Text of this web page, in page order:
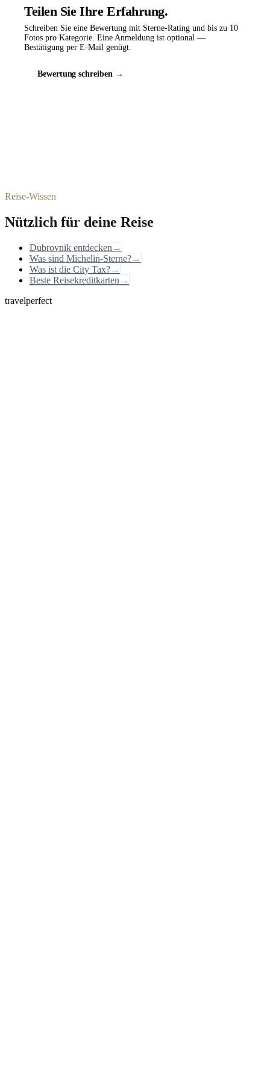
Teilen Sie Ihre Erfahrung.
Schreiben Sie eine Bewertung mit Sterne-Rating und bis zu 10
Fotos pro Kategorie. Eine Anmeldung ist optional —
Bestätigung per E-Mail genügt.
Bewertung schreiben →
Reise-Wissen
Nützlich für deine Reise
Dubrovnik entdecken →
Was sind Michelin-Sterne?→
Was ist die City Tax?→
Beste Reisekreditkarten →
travelperfect